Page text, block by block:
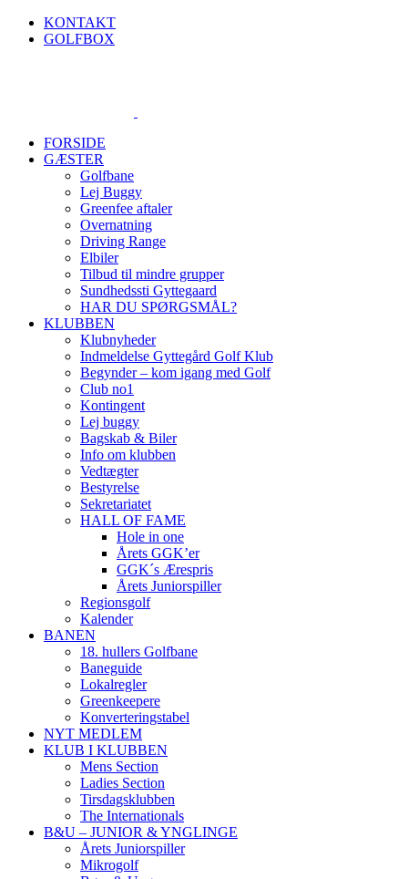
Skip
KONTAKT
GOLFBOX
FORSIDE
GÆSTER
Golfbane
Lej Buggy
Greenfee aftaler
Overnatning
Driving Range
Elbiler
Tilbud til mindre grupper
Sundhedssti Gyttegaard
HAR DU SPØRGSMÅL?
KLUBBEN
Klubnyheder
Indmeldelse Gyttegård Golf Klub
Begynder – kom igang med Golf
Club no1
Kontingent
Lej buggy
Bagskab & Biler
Info om klubben
Vedtægter
Bestyrelse
Sekretariatet
HALL OF FAME
Hole in one
Årets GGK’er
GGK´s Ærespris
Årets Juniorspiller
Regionsgolf
Kalender
BANEN
18. hullers Golfbane
Baneguide
Lokalregler
Greenkeepere
Konverteringstabel
NYT MEDLEM
KLUB I KLUBBEN
Mens Section
Ladies Section
Tirsdagsklubben
The Internationals
B&U – JUNIOR & YNGLINGE
Årets Juniorspiller
Mikrogolf